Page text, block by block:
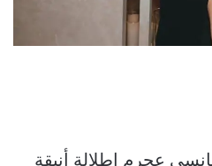
نانسي عجرم إطلالة أنيقة